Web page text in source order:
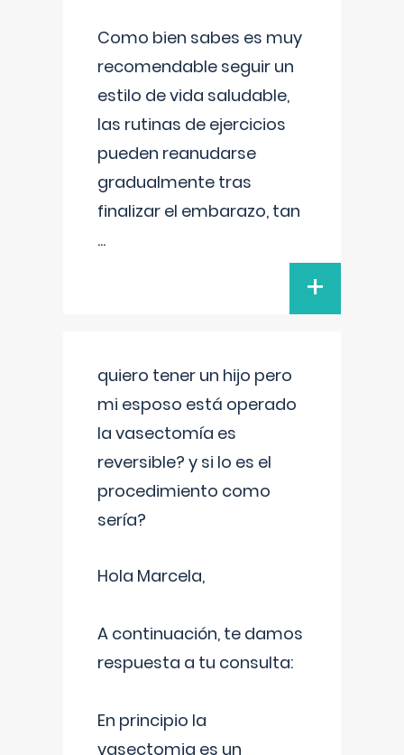
Como bien sabes es muy
recomendable seguir un
estilo de vida saludable,
las rutinas de ejercicios
pueden reanudarse
gradualmente tras
finalizar el embarazo, tan
...
+
quiero tener un hijo pero
mi esposo está operado
la vasectomía es
reversible? y si lo es el
procedimiento como
sería?
Hola Marcela,
A continuación, te damos
respuesta a tu consulta:
En principio la
vasectomia es un